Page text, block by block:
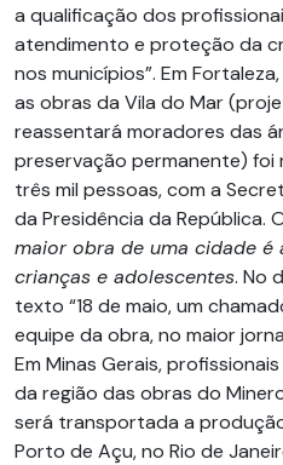
a qualificação dos
atendimento e proteção da
nos municípios”. Em
as obras da Vila do Mar
reassentará moradores das
preservação permanente) foi
três mil pessoas, com a
da Presidência da República.
maior obra de uma cidade é
crianças e adolescentes. No
texto “18 de maio, um
equipe da obra, no maior
Em Minas Gerais,
da região das obras do
será transportada a
Porto de Açu, no Rio de